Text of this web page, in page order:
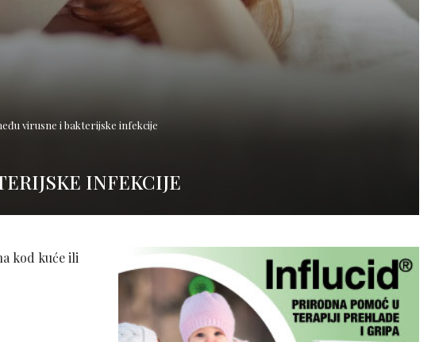
virusne i bakterijske infekcije
INFEKCIJE
kod kuće ili